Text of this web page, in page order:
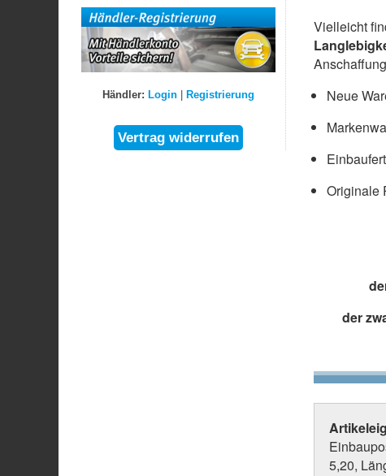
Vielleicht
Neue
Originale
der
5,20,
Händler: Login| Registrierung